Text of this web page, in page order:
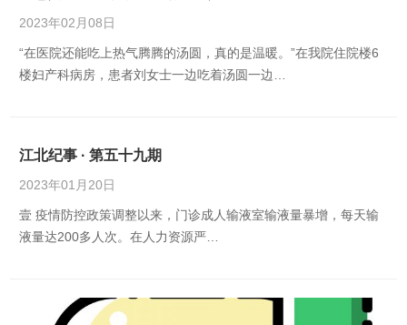
2023年02月08日
“在医院还能吃上热气腾腾的汤圆，真的是温暖。”在我院住院楼6
楼妇产科病房，患者刘女士一边吃着汤圆一边…
江北纪事 · 第五十九期
2023年01月20日
壹 疫情防控政策调整以来，门诊成人输液室输液量暴增，每天输
液量达200多人次。在人力资源严…